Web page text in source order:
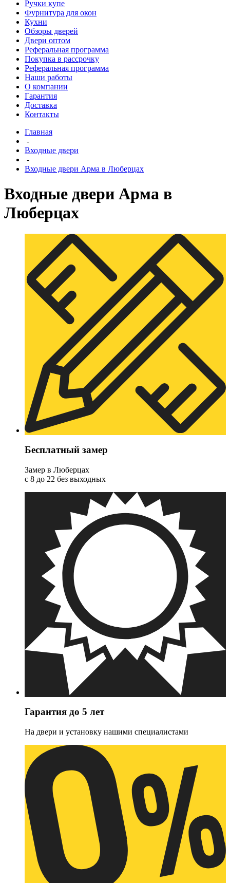
Ручки купе
Фурнитура для окон
Кухни
Обзоры дверей
Двери оптом
Реферальная программа
Покупка в рассрочку
Реферальная программа
Наши работы
О компании
Гарантия
Доставка
Контакты
Главная
-
Входные двери
-
Входные двери Арма в Люберцах
Входные двери Арма в
Люберцах
Бесплатный замер
Замер в Люберцах
с 8 до 22 без выходных
Гарантия до 5 лет
На двери и установку нашими специалистами